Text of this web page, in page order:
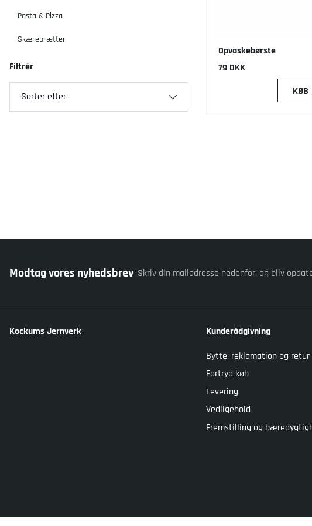
Pasta & Pizza
Skærebrætter
Filtrér
Sorter efter
Opvaskebørste
79 DKK
KØB
Modtag vores nyhedsbrev Skriv din mailadresse nedenfor, og bliv
Kockums Jernverk
Kunderådgivning
Bytte, reklamation og retur
Fortryd køb
Levering
Vedligehold
Fremstilling og